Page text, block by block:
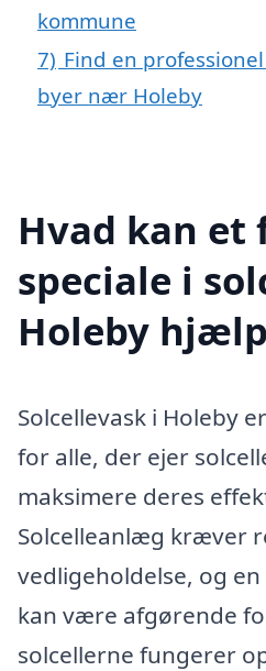
kommune
7) Find en
byer nær Holeby
Hvad kan et
speciale i
Holeby
Solcellevask i Holeby
for alle, der ejer
maksimere deres
Solcelleanlæg kræver
vedligeholdelse, og
kan være afgørende
solcellerne fungerer